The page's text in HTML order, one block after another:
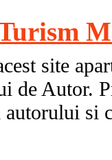
site
de Autor.
si